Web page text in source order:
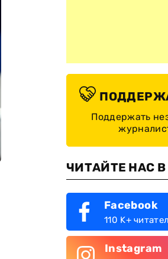
Поддержать
ЧИТАЙТЕ НАС
Facebook
110 K+
Instagram